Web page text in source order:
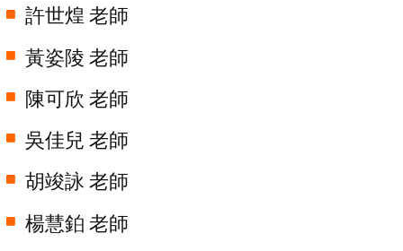
許世煌 老師
黃姿陵 老師
陳可欣 老師
吳佳兒 老師
胡竣詠 老師
楊慧鉑 老師